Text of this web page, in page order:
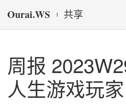
Ourai.WS 共享
周报
人生游戏玩家